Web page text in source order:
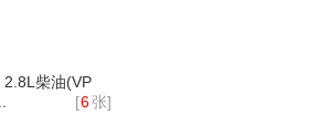
柴油(VP
[6张]